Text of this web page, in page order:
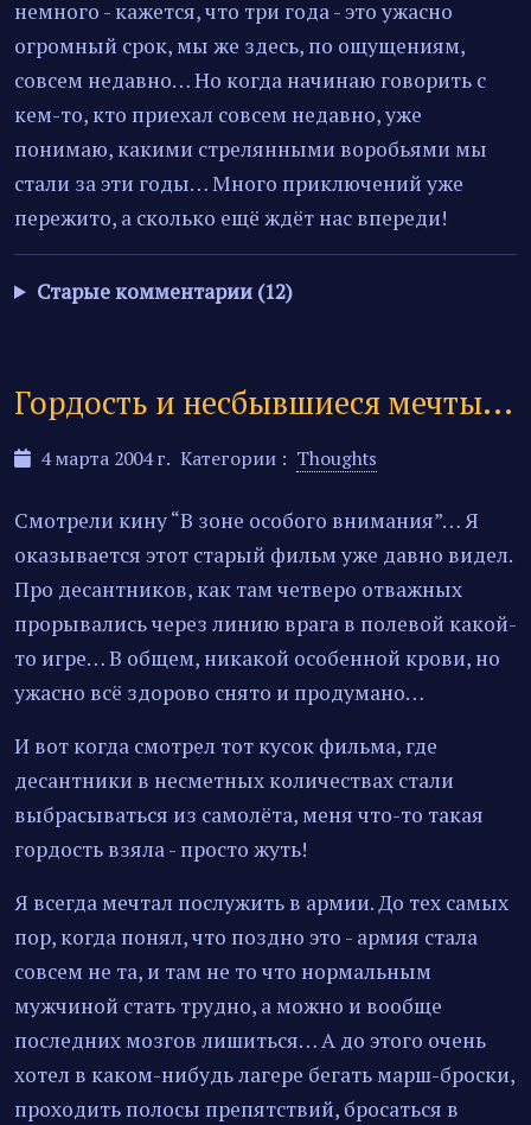
немного - кажется, что три года - это ужасно
огромный срок, мы же здесь, по ощущениям,
совсем недавно… Но когда начинаю говорить с
кем-то, кто приехал совсем недавно, уже
понимаю, какими стрелянными воробьями мы
стали за эти годы… Много приключений уже
пережито, а сколько ещё ждёт нас впереди!
Старые комментарии (12)
Гордость и несбывшиеся мечты...
4 марта 2004 г. Категории : Thoughts
Смотрели кину “В зоне особого внимания”… Я
оказывается этот старый фильм уже давно видел.
Про десантников, как там четверо отважных
прорывались через линию врага в полевой какой-
то игре… В общем, никакой особенной крови, но
ужасно всё здорово снято и продумано…
И вот когда смотрел тот кусок фильма, где
десантники в несметных количествах стали
выбрасываться из самолёта, меня что-то такая
гордость взяла - просто жуть!
Я всегда мечтал послужить в армии. До тех самых
пор, когда понял, что поздно это - армия стала
совсем не та, и там не то что нормальным
мужчиной стать трудно, а можно и вообще
последних мозгов лишиться… А до этого очень
хотел в каком-нибудь лагере бегать марш-броски,
проходить полосы препятствий, бросаться в